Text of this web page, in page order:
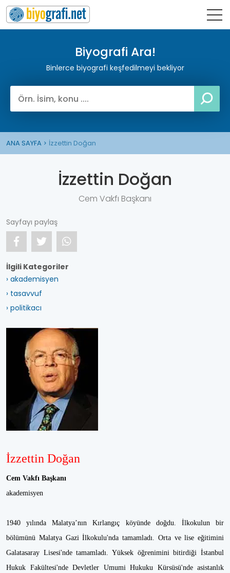
Biyografi Ara!
Binlerce biyografi keşfedilmeyi bekliyor
ANA SAYFA İzzettin Doğan
İzzettin Doğan
Cem Vakfı Başkanı
Sayfayı paylaş
İlgili Kategoriler
› akademisyen
› tasavvuf
› politikacı
İzzettin Doğan
Cem Vakfı Başkanı
akademisyen
1940 yılında Malatya’nın Kırlangıç köyünde doğdu. İlkokulun bir
bölümünü Malatya Gazi İlkokulu'nda tamamladı. Orta ve lise eğitimini
Galatasaray Lisesi'nde tamamladı. Yüksek öğrenimini bitirdiği İstanbul
Hukuk Fakültesi'nde Devletler Umumi Hukuku Kürsüsü'nde asistanlık